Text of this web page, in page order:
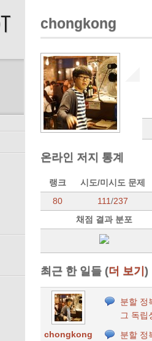
chongkong
온라인 저지 통계
랭크
시도/미시도 문제
80
111/237
채점 결과 분포
최근 한 일들 (더 보기)
chongkong
분할 정
그 독립
분할 정